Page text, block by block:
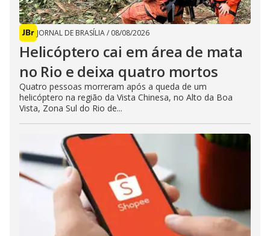
JORNAL DE BRASÍLIA/ 08/08/2026
Helicóptero cai em área de mata
no Rio e deixa quatro mortos
Quatro pessoas morreram após a queda de um
helicóptero na região da Vista Chinesa, no Alto da Boa
Vista, Zona Sul do Rio de...